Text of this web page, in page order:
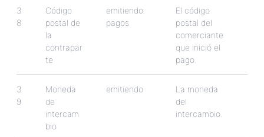
3
8
Código
postal de
la
contrapar
te
emitiendo
pagos
El código
postal del
comerciante
que inició el
pago.
3
9
Moneda
de
intercam
bio
emitiendo La moneda
del
intercambio.